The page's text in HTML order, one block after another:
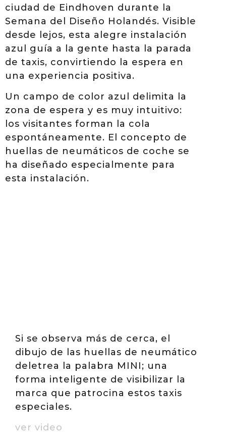
ciudad de Eindhoven durante la
Semana del Diseño Holandés. Visible
desde lejos, esta alegre instalación
azul guía a la gente hasta la parada
de taxis, convirtiendo la espera en
una experiencia positiva.
Un campo de color azul delimita la
zona de espera y es muy intuitivo:
los visitantes forman la cola
espontáneamente. El concepto de
huellas de neumáticos de coche se
ha diseñado especialmente para
esta instalación.
Si se observa más de cerca, el
dibujo de las huellas de neumático
deletrea la palabra MINI; una
forma inteligente de visibilizar la
marca que patrocina estos taxis
especiales.
ver video